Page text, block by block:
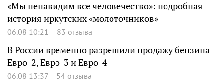
«Мы ненавидим все человечество»: подробная
история иркутских «молоточников»
06.08 10:21 83 отзыва
В России временно разрешили продажу бензина
Евро-2, Евро-3 и Евро-4
06.08 13:37 54 отзыва